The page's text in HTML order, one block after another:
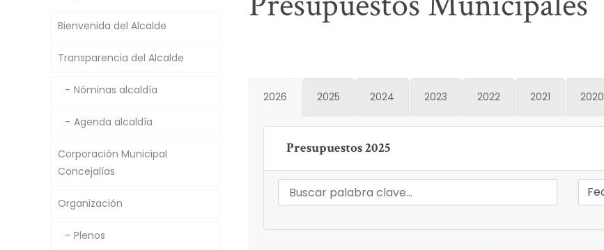
2026 2025 2024 2023 2022 2021 2020
Presupuestos 2025
Bienvenida del Alcalde
Transparencia del Alcalde
Nóminas alcaldía
Agenda alcaldía
Corporación Municipal
Concejalías
Organización
Plenos